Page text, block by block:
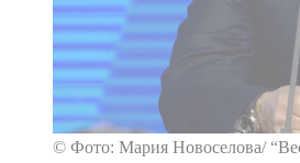
© Фото: Мария Новоселова/